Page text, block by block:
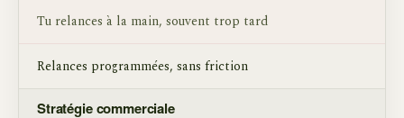
Tu relances à la main, souvent trop tard
Relances programmées, sans friction
Stratégie commerciale